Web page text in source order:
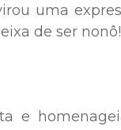
uma
de ser nonô!
e